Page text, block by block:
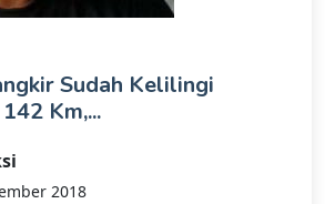
Sudah Kelilingi
Km,...
2018